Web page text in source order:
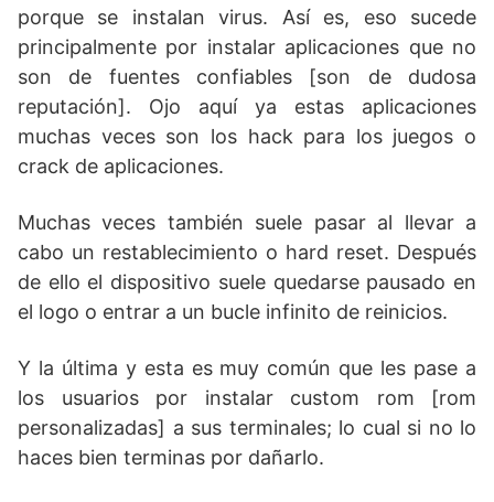
porque se instalan virus. Así es, eso sucede
principalmente por instalar aplicaciones que no
son de fuentes confiables [son de dudosa
reputación]. Ojo aquí ya estas aplicaciones
muchas veces son los hack para los juegos o
crack de aplicaciones.
Muchas veces también suele pasar al llevar a
cabo un restablecimiento o hard reset. Después
de ello el dispositivo suele quedarse pausado en
el logo o entrar a un bucle infinito de reinicios.
Y la última y esta es muy común que les pase a
los usuarios por instalar custom rom [rom
personalizadas] a sus terminales; lo cual si no lo
haces bien terminas por dañarlo.